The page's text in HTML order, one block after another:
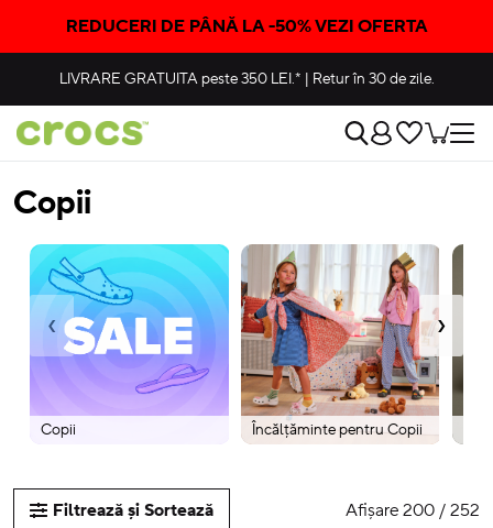
REDUCERI DE PÂNĂ LA -50% VEZI OFERTA
LIVRARE GRATUITApeste 350 LEI.* | Retur în 30 de zile.
Copii
Copii Încălțăminte pentru Copii
‹ ›
Filtrează și Sortează Afișare 200 / 252